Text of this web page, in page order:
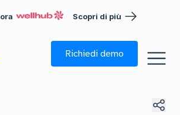
Scopri di più
Richiedi demo